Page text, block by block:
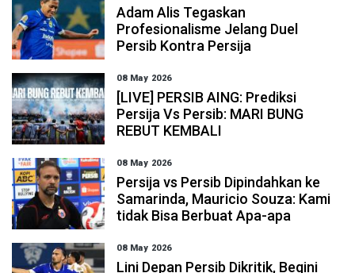
Adam Alis Tegaskan
Profesionalisme Jelang Duel
Persib Kontra Persija
08 May 2026
[LIVE] PERSIB AING: Prediksi
Persija Vs Persib: MARI BUNG
REBUT KEMBALI
08 May 2026
Persija vs Persib Dipindahkan ke
Samarinda, Mauricio Souza: Kami
tidak Bisa Berbuat Apa-apa
08 May 2026
Lini Depan Persib Dikritik, Begini